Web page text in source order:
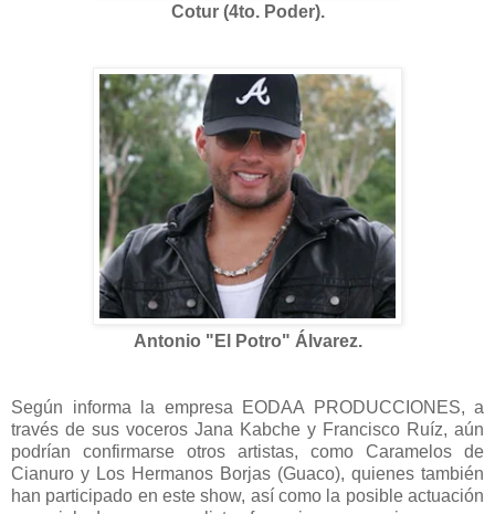
Cotur (4to. Poder).
Antonio "El Potro" Álvarez.
Según informa la empresa EODAA PRODUCCIONES, a
través de sus voceros Jana Kabche y Francisco Ruíz, aún
podrían confirmarse otros artistas, como Caramelos de
Cianuro y Los Hermanos Borjas (Guaco), quienes también
han participado en este show, así como la posible actuación